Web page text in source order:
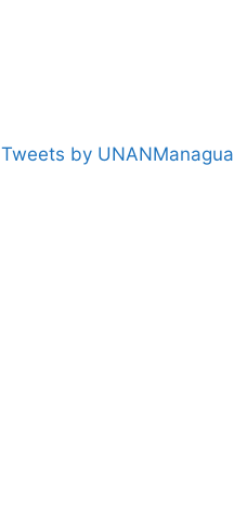
Tweets by UNANManagua